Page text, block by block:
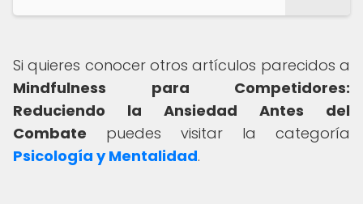
Si quieres conocer otros artículos parecidos a
Mindfulness para Competidores:
Reduciendo la Ansiedad Antes del
Combate puedes visitar la categoría
Psicología y Mentalidad.